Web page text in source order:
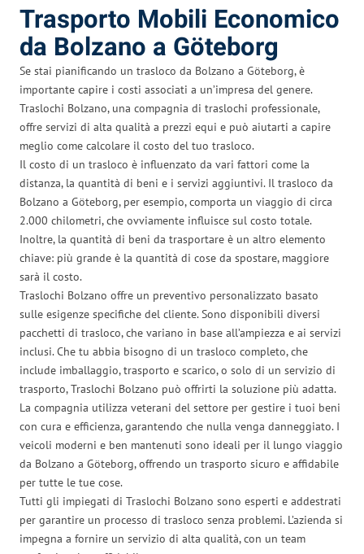
Trasporto Mobili Economico
da Bolzano a Göteborg
Se stai pianificando un trasloco da Bolzano a Göteborg, è
importante capire i costi associati a un’impresa del genere.
Traslochi Bolzano, una compagnia di traslochi professionale,
offre servizi di alta qualità a prezzi equi e può aiutarti a capire
meglio come calcolare il costo del tuo trasloco.
Il costo di un trasloco è influenzato da vari fattori come la
distanza, la quantità di beni e i servizi aggiuntivi. Il trasloco da
Bolzano a Göteborg, per esempio, comporta un viaggio di circa
2.000 chilometri, che ovviamente influisce sul costo totale.
Inoltre, la quantità di beni da trasportare è un altro elemento
chiave: più grande è la quantità di cose da spostare, maggiore
sarà il costo.
Traslochi Bolzano offre un preventivo personalizzato basato
sulle esigenze specifiche del cliente. Sono disponibili diversi
pacchetti di trasloco, che variano in base all’ampiezza e ai servizi
inclusi. Che tu abbia bisogno di un trasloco completo, che
include imballaggio, trasporto e scarico, o solo di un servizio di
trasporto, Traslochi Bolzano può offrirti la soluzione più adatta.
La compagnia utilizza veterani del settore per gestire i tuoi beni
con cura e efficienza, garantendo che nulla venga danneggiato. I
veicoli moderni e ben mantenuti sono ideali per il lungo viaggio
da Bolzano a Göteborg, offrendo un trasporto sicuro e affidabile
per tutte le tue cose.
Tutti gli impiegati di Traslochi Bolzano sono esperti e addestrati
per garantire un processo di trasloco senza problemi. L’azienda si
impegna a fornire un servizio di alta qualità, con un team